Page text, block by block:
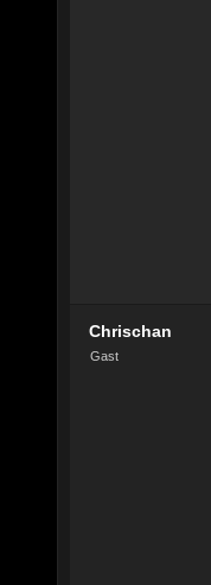
Chrischan
Gast